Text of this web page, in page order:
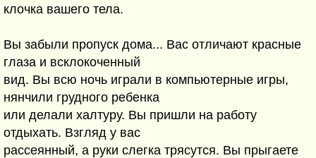
клочка вашего тела.
Вы забыли пропуск дома... Вас отличают красные
глаза и всклокоченный
вид. Вы всю ночь играли в компьютерные игры,
нянчили грудного ребенка
или делали халтуру. Вы пришли на работу
отдыхать. Взгляд у вас
рассеянный, а руки слегка трясутся. Вы прыгаете